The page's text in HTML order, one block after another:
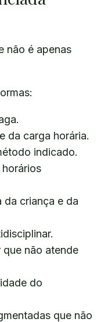
não é apenas
da carga horária.
indicado.
da criança e da
não atende
do
que não